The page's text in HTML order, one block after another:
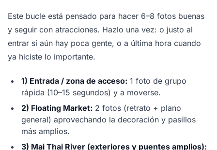
Este bucle está pensado para hacer 6–8 fotos buenas
y seguir con atracciones. Hazlo una vez: o justo al
entrar si aún hay poca gente, o a última hora cuando
ya hiciste lo importante.
1) Entrada / zona de acceso: 1 foto de grupo
rápida (10–15 segundos) y a moverse.
2) Floating Market: 2 fotos (retrato + plano
general) aprovechando la decoración y pasillos
más amplios.
3) Mai Thai River (exteriores y puentes amplios):